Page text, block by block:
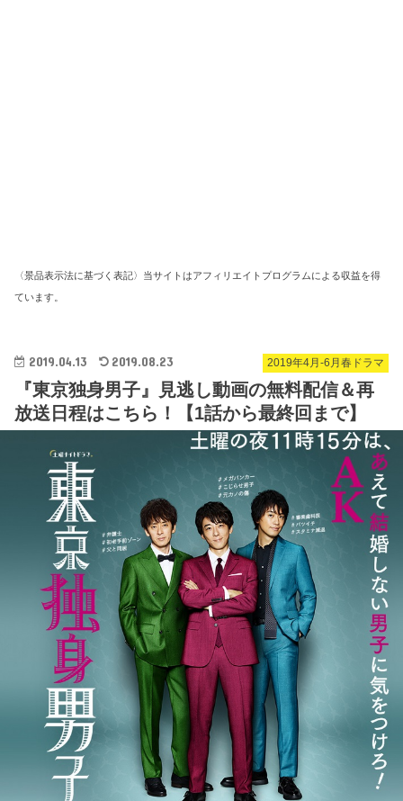
〈景品表示法に基づく表記〉当サイトはアフィリエイトプログラムによる収益を得
ています。
2019年4月-6月春ドラマ
2019.04.13 2019.08.23
『東京独身男子』見逃し動画の無料配信＆再
放送日程はこちら！【1話から最終回まで】